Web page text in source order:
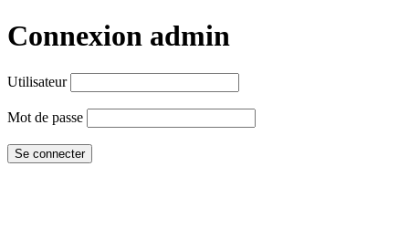
Connexion admin
Utilisateur
Mot de passe
Se connecter